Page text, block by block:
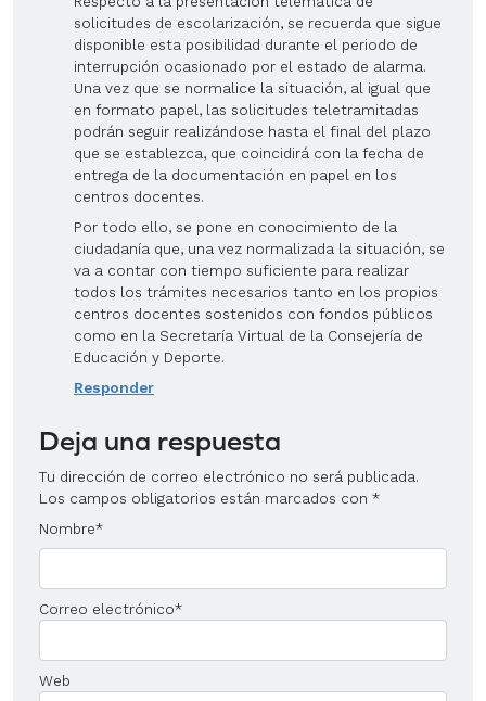
solicitudes de escolarización, se recuerda que sigue
disponible esta posibilidad durante el periodo de
interrupción ocasionado por el estado de alarma.
Una vez que se normalice la situación, al igual que
en formato papel, las solicitudes teletramitadas
podrán seguir realizándose hasta el final del plazo
que se establezca, que coincidirá con la fecha de
entrega de la documentación en papel en los
centros docentes.
Por todo ello, se pone en conocimiento de la
ciudadanía que, una vez normalizada la situación, se
va a contar con tiempo suficiente para realizar
todos los trámites necesarios tanto en los propios
centros docentes sostenidos con fondos públicos
como en la Secretaría Virtual de la Consejería de
Educación y Deporte.
Responder
Deja una respuesta
Tu dirección de correo electrónico no será publicada.
Los campos obligatorios están marcados con *
Nombre*
Correo electrónico*
Web